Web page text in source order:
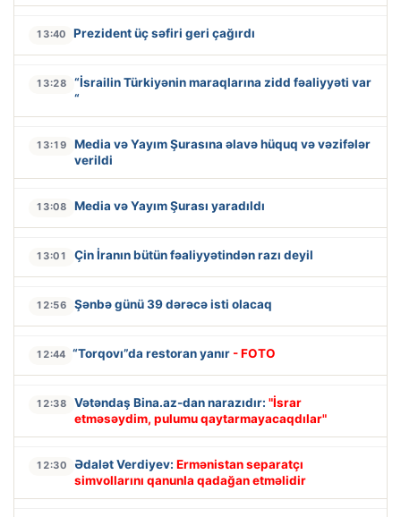
13:40 Prezident üç səfiri geri çağırdı
13:28
“İsrailin Türkiyənin maraqlarına zidd fəaliyyəti var
“
13:19
Media və Yayım Şurasına əlavə hüquq və vəzifələr
verildi
13:08 Media və Yayım Şurası yaradıldı
13:01 Çin İranın bütün fəaliyyətindən razı deyil
12:56 Şənbə günü 39 dərəcə isti olacaq
12:44 “Torqovı”da restoran yanır - FOTO
12:38 Vətəndaş Bina.az-dan narazıdır: "İsrar
etməsəydim, pulumu qaytarmayacaqdılar"
12:30 Ədalət Verdiyev: Ermənistan separatçı
simvollarını qanunla qadağan etməlidir